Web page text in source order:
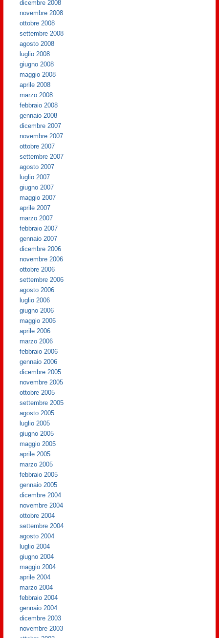
dicembre 2008
novembre 2008
ottobre 2008
settembre 2008
agosto 2008
luglio 2008
giugno 2008
maggio 2008
aprile 2008
marzo 2008
febbraio 2008
gennaio 2008
dicembre 2007
novembre 2007
ottobre 2007
settembre 2007
agosto 2007
luglio 2007
giugno 2007
maggio 2007
aprile 2007
marzo 2007
febbraio 2007
gennaio 2007
dicembre 2006
novembre 2006
ottobre 2006
settembre 2006
agosto 2006
luglio 2006
giugno 2006
maggio 2006
aprile 2006
marzo 2006
febbraio 2006
gennaio 2006
dicembre 2005
novembre 2005
ottobre 2005
settembre 2005
agosto 2005
luglio 2005
giugno 2005
maggio 2005
aprile 2005
marzo 2005
febbraio 2005
gennaio 2005
dicembre 2004
novembre 2004
ottobre 2004
settembre 2004
agosto 2004
luglio 2004
giugno 2004
maggio 2004
aprile 2004
marzo 2004
febbraio 2004
gennaio 2004
dicembre 2003
novembre 2003